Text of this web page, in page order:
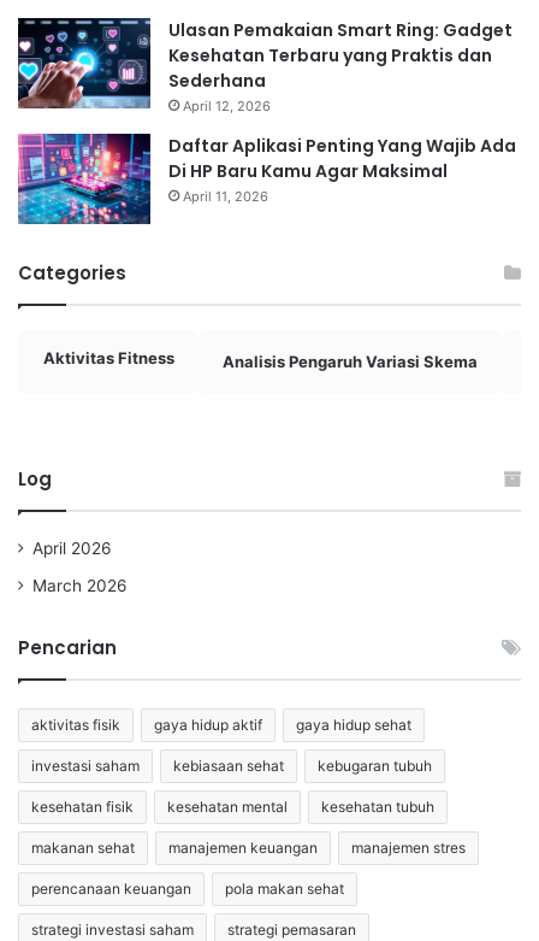
Ulasan Pemakaian Smart Ring: Gadget
Kesehatan Terbaru yang Praktis dan
Sederhana
April 12, 2026
Daftar Aplikasi Penting Yang Wajib Ada
Di HP Baru Kamu Agar Maksimal
April 11, 2026
Categories
Aktivitas Fitness Analisis Pengaruh Variasi Skema
Log
April 2026
March 2026
Pencarian
aktivitas fisik gaya hidup aktif gaya hidup sehat
investasi saham kebiasaan sehat kebugaran tubuh
kesehatan fisik kesehatan mental kesehatan tubuh
makanan sehat manajemen keuangan manajemen stres
perencanaan keuangan pola makan sehat
strategi investasi saham strategi pemasaran